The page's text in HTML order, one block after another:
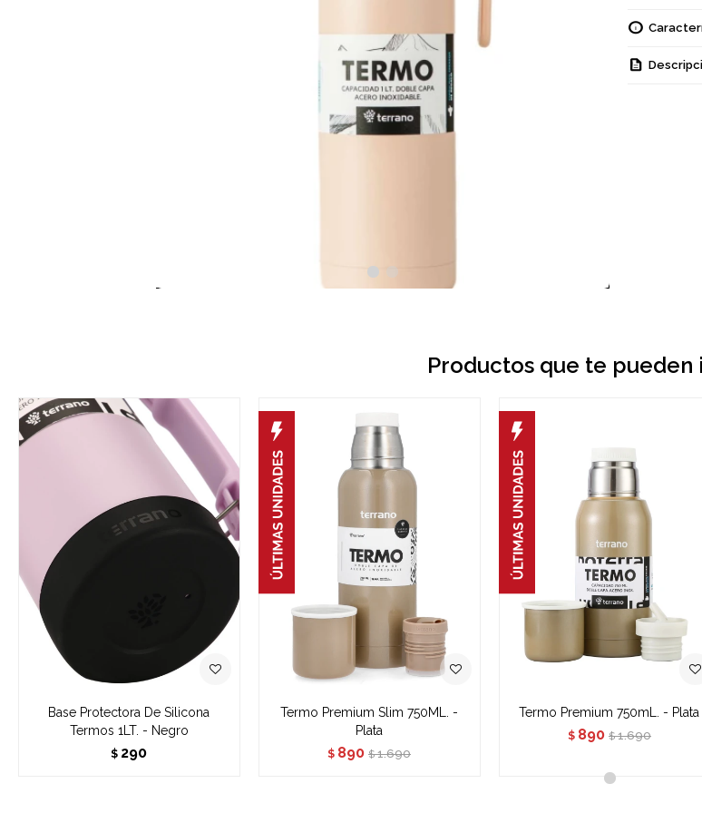
Productos que te pueden
Base Protectora De Silicona
Termos 1LT. - Negro
$ 290
Termo Premium Slim 750ML. -
Plata
$ 890 $ 1.690
Termo Premium 750mL. - Plata
$ 890 $ 1.690